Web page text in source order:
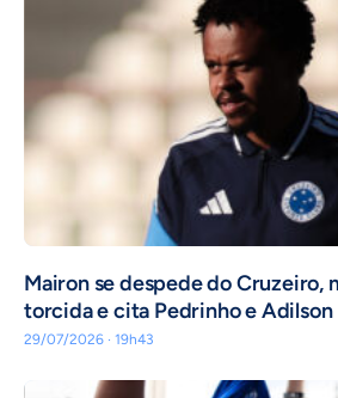
Mairon se despede do Cruzeiro,
torcida e cita Pedrinho e Adilson
29/07/2026 · 19h43